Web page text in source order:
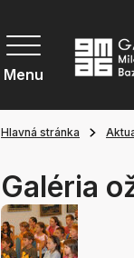
Menu
Hlavná stránka
Galéria